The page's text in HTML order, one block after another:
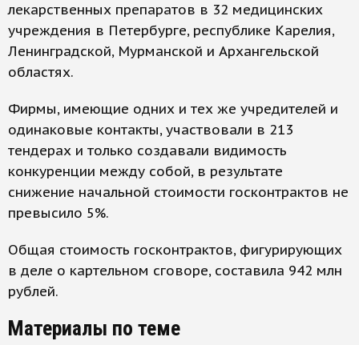
лекарственных препаратов в 32 медицинских
учреждения в Петербурге, республике Карелия,
Ленинградской, Мурманской и Архангельской
областях.
Фирмы, имеющие одних и тех же учредителей и
одинаковые контакты, участвовали в 213
тендерах и только создавали видимость
конкуренции между собой, в результате
снижение начальной стоимости госконтрактов не
превысило 5%.
Общая стоимость госконтрактов, фигурирующих
в деле о картельном сговоре, составила 942 млн
рублей.
Материалы по теме